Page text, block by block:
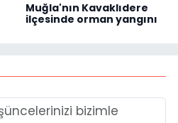
Muğla'nın Kavaklıdere
ilçesinde orman yangını